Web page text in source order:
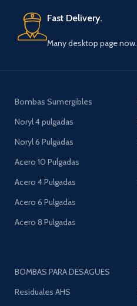
Fast Delivery.
Many desktop page now.
Bombas Sumergibles
Noryl 4 pulgadas
Noryl 6 Pulgadas
Acero 10 Pulgadas
Acero 4 Pulgadas
Acero 6 Pulgadas
Acero 8 Pulgadas
BOMBAS PARA DESAGUES
Residuales AHS